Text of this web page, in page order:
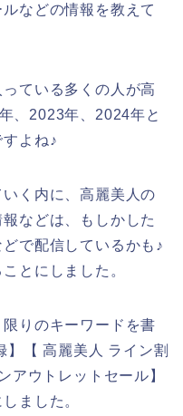
などの情報を教えて
ている多くの人が高
、2023年、2024年と
よね♪
く内に、高麗美人の
などは、もしかした
で配信しているかも♪
とにしました。
りのキーワードを書
】【 高麗美人 ライン割
アウトレットセール】
ました。